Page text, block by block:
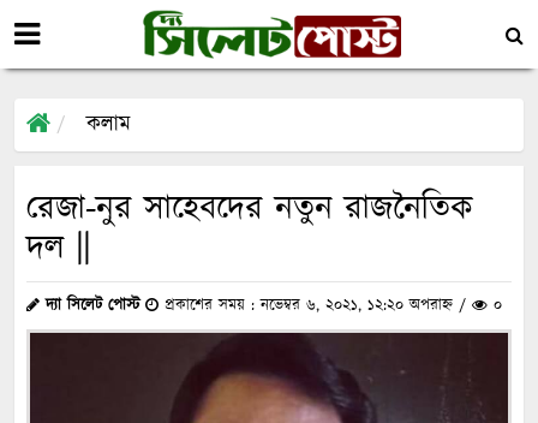
কলাম
রেজা-নুর সাহেবদের নতুন রাজনৈতিক
দল ||
দ্যা সিলেট পোস্ট প্রকাশের সময় : নভেম্বর ৬, ২০২১, ১২:২০ অপরাহ্ন / ০